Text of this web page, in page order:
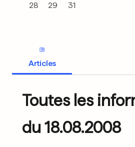
28 29 31
Articles
Toutes les
du 18.08.2008